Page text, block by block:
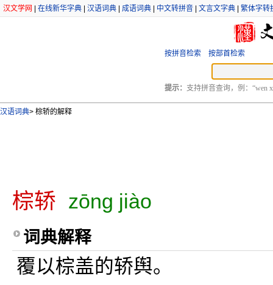
汉文学网 在线新华字典 汉语词典 成语词典 中文转拼音 文言文字典 繁体字转
按拼音检索 按部首检索
提示： 支持拼音查询，例：“wen
汉语词典> 棕轿的解释
棕轿 zōng jiào
词典解释
覆以棕盖的轿舆。